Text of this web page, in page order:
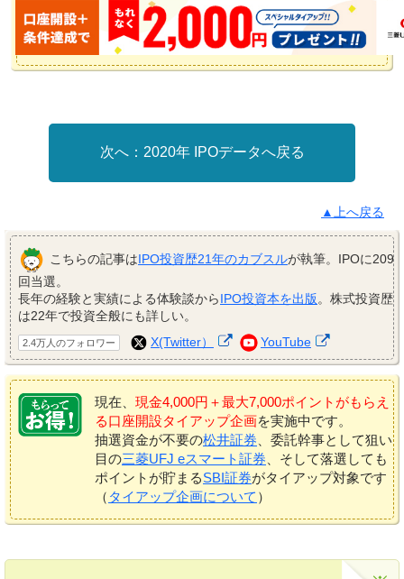
2020年 IPOデータへ戻る
▲上へ戻る
こちらの記事はIPO投資歴21年のカブスルが執筆。IPOに209
回当選。
長年の経験と実績による体験談からIPO投資本を出版。株式投資歴
は22年で投資全般にも詳しい。
2.4万人のフォロワー X(Twitter） YouTube
現在、 現金4,000円＋最大7,000ポイントがもらえ
る口座開設タイアップ企画を実施中です。
抽選資金が不要の松井証券 、委託幹事として狙い
目の三菱UFJ eスマート証券 、そして落選しても
ポイントが貯まるSBI証券がタイアップ対象です
（ タイアップ企画について ）